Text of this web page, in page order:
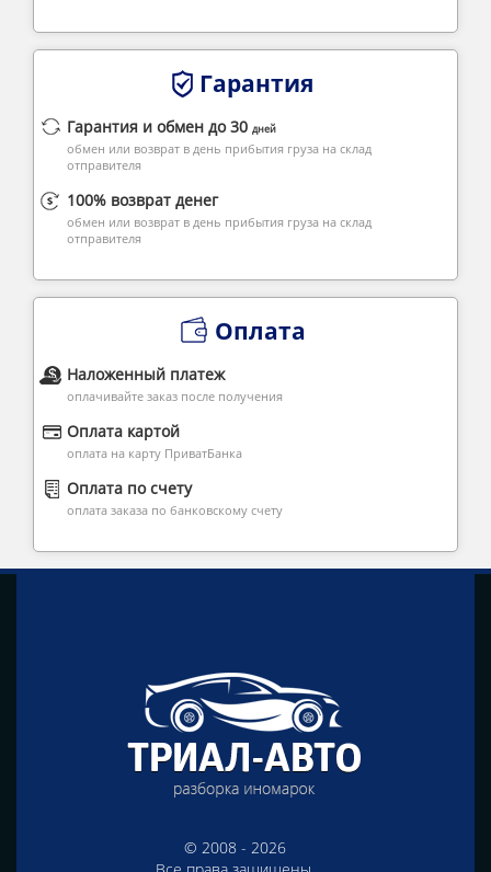
Гарантия
Гарантия и обмен до 30 дней
обмен или возврат в день прибытия груза на склад
отправителя
100% возврат денег
обмен или возврат в день прибытия груза на склад
отправителя
Оплата
Наложенный платеж
оплачивайте заказ после получения
Оплата картой
оплата на карту ПриватБанка
Оплата по счету
оплата заказа по банковскому счету
© 2008 - 2026